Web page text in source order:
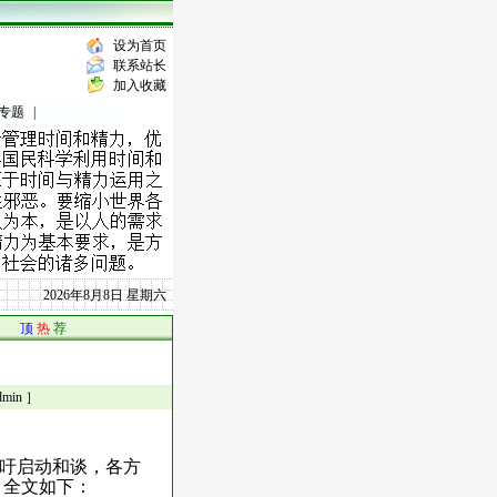
设为首页
联系站长
加入收藏
题
2026年8月8日 星期六
顶 热 荐
］
启动和谈，各方
文如下：